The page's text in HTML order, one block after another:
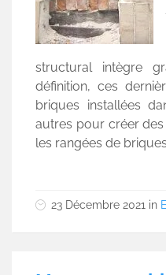
structural intègre
définition, ces
briques installées
autres pour créer
les rangées de
23 Décembre 2021 in